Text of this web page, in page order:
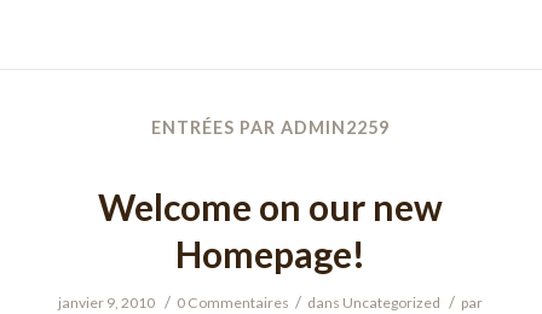
ENTRÉES PAR ADMIN2259
Welcome on our new
Homepage!
janvier 9, 2010 / 0 Commentaires / dans Uncategorized / par